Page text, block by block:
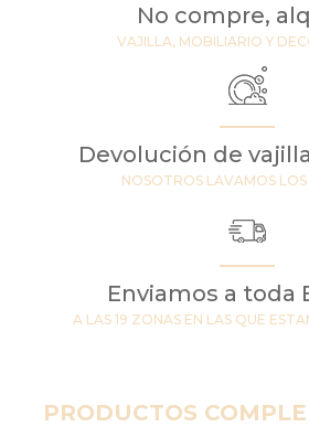
No compre,
VAJILLA, MOBILIARIO Y
Devolución de
NOSOTROS LAVAMOS
Enviamos a toda
A LAS 19 ZONAS EN LAS QUE
PRODUCTOS